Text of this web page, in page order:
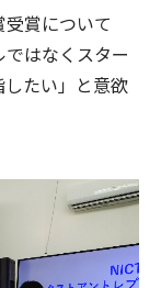
賞について
ではなくスター
したい」と意欲